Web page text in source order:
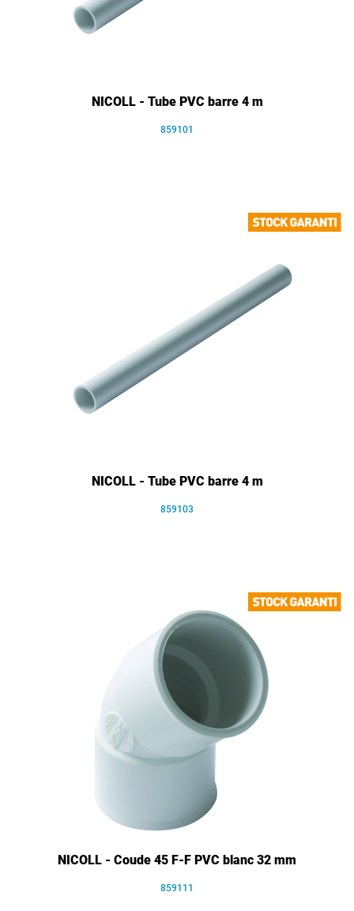
NICOLL - Tube PVC barre 4 m
859101
NICOLL - Tube PVC barre 4 m
859103
NICOLL - Coude 45 F-F PVC blanc 32 mm
859111